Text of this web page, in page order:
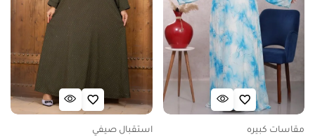
مقاسات كبيره استقبال صيفي